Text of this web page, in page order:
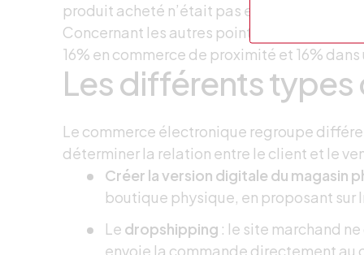
produit acheté n’était pas en ligne, ils se
Concernant les autres points de magasins
16% en commerce de proximité et 16%
Les différents
Le commerce électronique regroupe
déterminer la relation entre le client et le
Créer la version digitale du magasin
boutique physique, en proposant sur
Le dropshipping : le site marchand
envoie la commande directement au